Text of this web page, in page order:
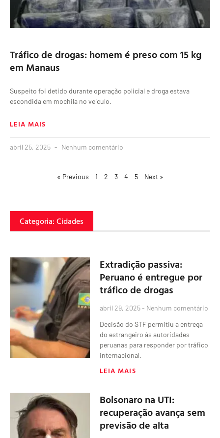
Tráfico de drogas: homem é preso com 15 kg
em Manaus
Suspeito foi detido durante operação policial e droga estava
escondida em mochila no veículo.
LEIA MAIS
abril 25, 2025 Nenhum comentário
« Previous 1 2 3 4 5 Next »
Categoria: Cidades
Extradição passiva:
Peruano é entregue por
tráfico de drogas
abril 29, 2025 Nenhum comentário
Decisão do STF permitiu a entrega
do estrangeiro às autoridades
peruanas para responder por tráfico
internacional.
LEIA MAIS
Bolsonaro na UTI:
recuperação avança sem
previsão de alta